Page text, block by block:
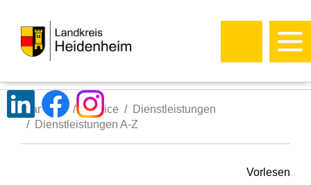
Startseite Service
Dienstleistungen
Dienstleistungen A-Z
Vorlesen